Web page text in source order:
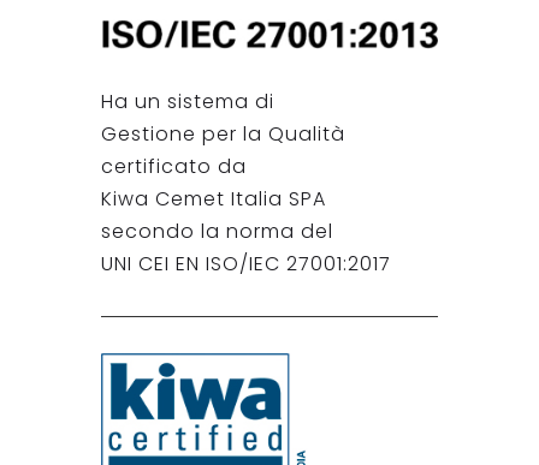
Ha un sistema di
Gestione per la Qualità
certificato da
Kiwa Cemet Italia SPA
secondo la norma del
UNI CEI EN ISO/IEC 27001:2017